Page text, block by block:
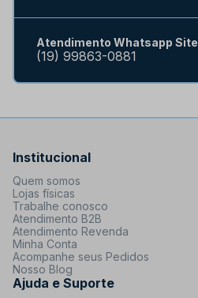
Atendimento Whatsapp Site
(19) 99863-0881
Institucional
Quem somos
Lojas físicas
Trabalhe conosco
Atendimento B2B
Atendimento Revenda
Minha Conta
Acompanhe seus Pedidos
Nosso Blog
Ajuda e Suporte